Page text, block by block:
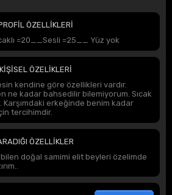
ÖZELLİKLERİ
=20__Sesli =25__ Yüz yok
KİŞİSEL ÖZELİKLERİ
kendine göre özellikleri vardır.
ne kadar bahsedilir bilemiyorum. Sıcak
Karşımdaki erkeğinde benim kadar
tercihimdir.
ÖZELLİKLER
doğal samimi elit beyleri özelimde